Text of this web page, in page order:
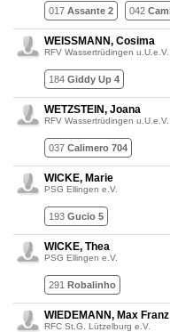
017 Assante 2 042
WEISSMANN, Cosima
RFV Wassertrüdingen u.U.e.V.
184 Giddy Up 4
WETZSTEIN, Joana
RFV Wassertrüdingen u.U.e.V.
037 Calimero 704
WICKE, Marie
PSG Ellingen e.V.
193 Gucio 5
WICKE, Thea
PSG Ellingen e.V.
291 Robalinho
WIEDEMANN, Max Franz
RFC St.G. Lützelburg e.V.